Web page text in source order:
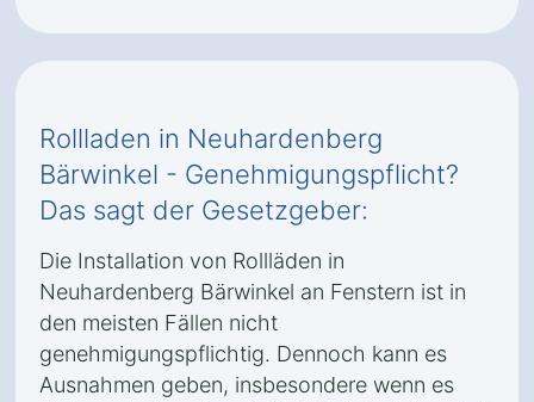
Rollladen in Neuhardenberg
Bärwinkel - Genehmigungspflicht?
Das sagt der Gesetzgeber:
Die Installation von Rollläden in
Neuhardenberg Bärwinkel an Fenstern ist in
den meisten Fällen nicht
genehmigungspflichtig. Dennoch kann es
Ausnahmen geben, insbesondere wenn es